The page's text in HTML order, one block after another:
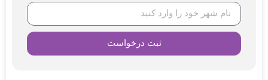
ثبت درخواست